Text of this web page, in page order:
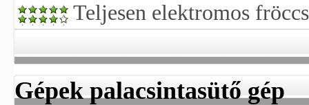
Teljesen elektromos
Gépek palacsintasütő gép